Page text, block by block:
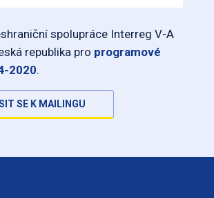
spolupráce Interreg V-A
republika pro programové
2020.
SE K MAILINGU